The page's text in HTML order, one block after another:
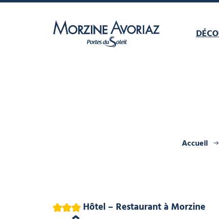
Accueil
3 étoilesHôtel – Restaurantà Morzine